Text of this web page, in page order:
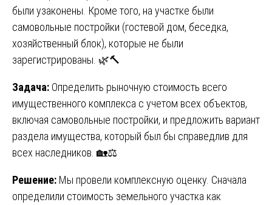
были узаконены. Кроме того, на участке были
самовольные постройки (гостевой дом, беседка,
хозяйственный блок), которые не были
зарегистрированы. 🌿🔨
Задача: Определить рыночную стоимость всего
имущественного комплекса с учетом всех объектов,
включая самовольные постройки, и предложить вариант
раздела имущества, который был бы справедлив для
всех наследников. 🏡⚖️
Решение: Мы провели комплексную оценку. Сначала
определили стоимость земельного участка как